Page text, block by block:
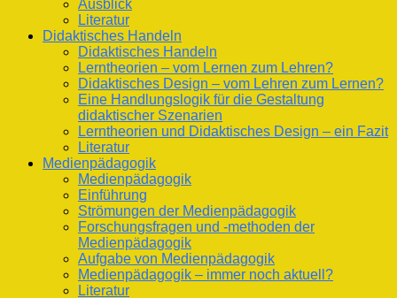
Ausblick
Literatur
Didaktisches Handeln
Didaktisches Handeln
Lerntheorien – vom Lernen zum Lehren?
Didaktisches Design – vom Lehren zum Lernen?
Eine Handlungslogik für die Gestaltung
didaktischer Szenarien
Lerntheorien und Didaktisches Design – ein Fazit
Literatur
Medienpädagogik
Medienpädagogik
Einführung
Strömungen der Medienpädagogik
Forschungsfragen und -methoden der
Medienpädagogik
Aufgabe von Medienpädagogik
Medienpädagogik – immer noch aktuell?
Literatur